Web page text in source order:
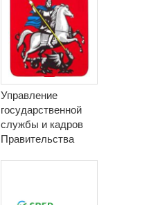
Управление
государственной
службы и кадров
Правительства